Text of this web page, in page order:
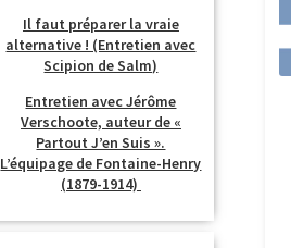
Il faut préparer la vraie
alternative ! (Entretien avec
Scipion de Salm)
Entretien avec Jérôme
Verschoote, auteur de «
Partout J’en Suis ».
L’équipage de Fontaine-Henry
(1879-1914)